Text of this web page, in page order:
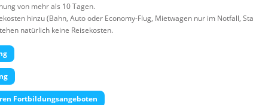
von mehr als 10 Tagen.
hinzu (Bahn, Auto oder Economy-Flug, Mietwagen nur im Notfall,
natürlich keine Reisekosten.
Fortbildungsangeboten